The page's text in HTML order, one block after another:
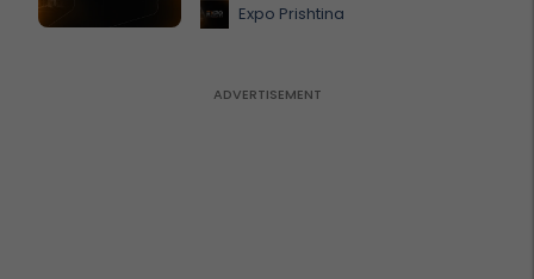
Expo Prishtina